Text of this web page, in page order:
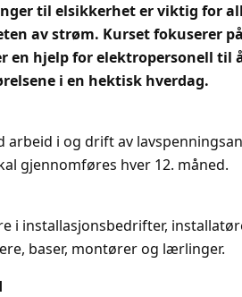
til elsikkerhet er viktig for
av strøm. Kurset fokuserer på
en hjelp for elektropersonell til
i en hektisk hverdag.
arbeid i og drift av
gjennomføres hver 12. måned.
i installasjonsbedrifter,
baser, montører og lærlinger.